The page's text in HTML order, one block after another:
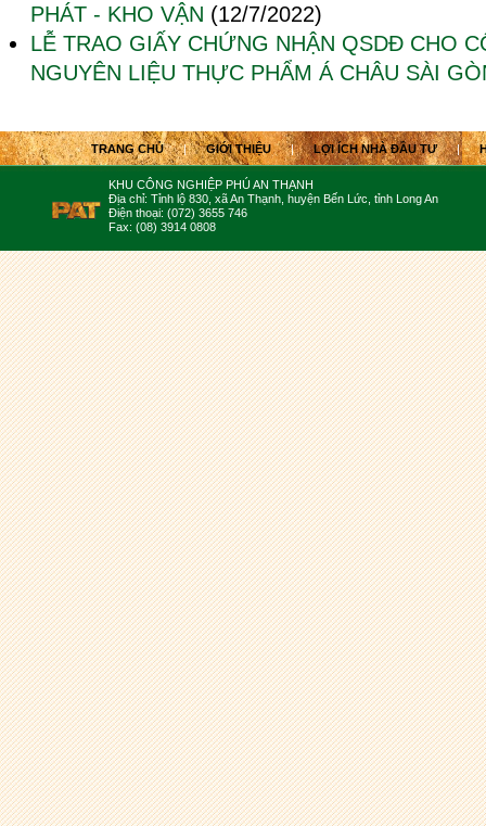
PHÁT - KHO VẬN (12/7/2022)
LỄ TRAO GIẤY CHỨNG NHẬN QSDĐ CHO
NGUYÊN LIỆU THỰC PHẨM Á CHÂU SÀI
TRANG CHỦ | GIỚI THIỆU | LỢI ÍCH NHÀ ĐẦU TƯ |
KHU CÔNG NGHIỆP PHÚ AN THẠNH
Địa chỉ: Tỉnh lộ 830, xã An Thạnh, huyện Bến Lức, tỉnh Long An
Điện thoại: (072) 3655 746
Fax: (08) 3914 0808